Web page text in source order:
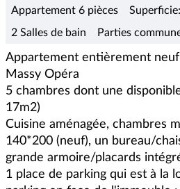
Appartement 6 pièces
2 Salles de bain
Parties
Appartement entièrement
Massy Opéra
5 chambres dont une
17m2)
Cuisine aménagée, chambres
140*200 (neuf), un bureau/
grande armoire/placards
1 place de parking qui est à la